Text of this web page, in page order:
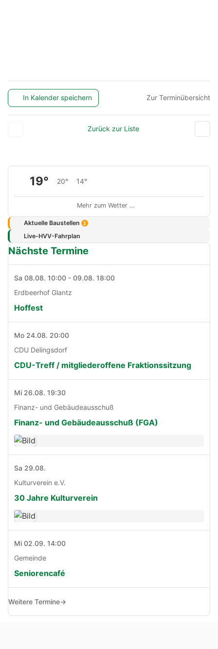
In Kalender speichern Zur Terminübersicht
Zurück zur Liste
19° 20° 14°
Mehr zum Wetter …
Aktuelle Baustellen 3
Live-HVV-Fahrplan
Nächste Termine
Sa 08.08. 10:00 - 09.08. 18:00
Erdbeerhof Glantz
Hoffest
Mo 24.08. 20:00
CDU Delingsdorf
CDU-Treff / mitgliederoffene Fraktionssitzung
Mi 26.08. 19:30
Finanz- und Gebäudeausschuß
Finanz- und Gebäudeausschuß (FGA)
Sa 29.08.
Kulturverein e.V.
30 Jahre Kulturverein
Mi 02.09. 14:00
Gemeinde
Seniorencafé
Weitere Termine→